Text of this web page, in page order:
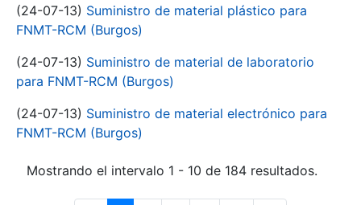
(24-07-13) Suministro de material plástico para
FNMT-RCM (Burgos)
(24-07-13) Suministro de material de laboratorio
para FNMT-RCM (Burgos)
(24-07-13) Suministro de material electrónico para
FNMT-RCM (Burgos)
Mostrando el intervalo 1 - 10 de 184 resultados.